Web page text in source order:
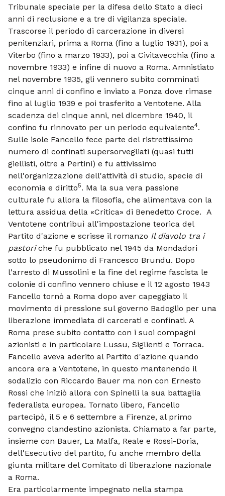
Tribunale speciale per la difesa dello Stato a dieci
anni di reclusione e a tre di vigilanza speciale.
Trascorse il periodo di carcerazione in diversi
penitenziari, prima a Roma (fino a luglio 1931), poi a
Viterbo (fino a marzo 1933), poi a Civitavecchia (fino a
novembre 1933) e infine di nuovo a Roma. Amnistiato
nel novembre 1935, gli vennero subito comminati
cinque anni di confino e inviato a Ponza dove rimase
fino al luglio 1939 e poi trasferito a Ventotene. Alla
scadenza dei cinque anni, nel dicembre 1940, il
confino fu rinnovato per un periodo equivalente4.
Sulle isole Fancello fece parte del ristrettissimo
numero di confinati supersorvegliati (quasi tutti
giellisti, oltre a Pertini) e fu attivissimo
nell'organizzazione dell'attività di studio, specie di
economia e diritto5. Ma la sua vera passione
culturale fu allora la filosofia, che alimentava con la
lettura assidua della «Critica» di Benedetto Croce. A
Ventotene contribuì all'impostazione teorica del
Partito d'azione e scrisse il romanzo Il diavolo tra i
pastoriche fu pubblicato nel 1945 da Mondadori
sotto lo pseudonimo di Francesco Brundu. Dopo
l'arresto di Mussolini e la fine del regime fascista le
colonie di confino vennero chiuse e il 12 agosto 1943
Fancello tornò a Roma dopo aver capeggiato il
movimento di pressione sul governo Badoglio per una
liberazione immediata di carcerati e confinati. A
Roma prese subito contatto con i suoi compagni
azionisti e in particolare Lussu, Siglienti e Torraca.
Fancello aveva aderito al Partito d'azione quando
ancora era a Ventotene, in questo mantenendo il
sodalizio con Riccardo Bauer ma non con Ernesto
Rossi che iniziò allora con Spinelli la sua battaglia
federalista europea. Tornato libero, Fancello
partecipò, il 5 e 6 settembre a Firenze, al primo
convegno clandestino azionista. Chiamato a far parte,
insieme con Bauer, La Malfa, Reale e Rossi-Doria,
dell'Esecutivo del partito, fu anche membro della
giunta militare del Comitato di liberazione nazionale
a Roma.
Era particolarmente impegnato nella stampa